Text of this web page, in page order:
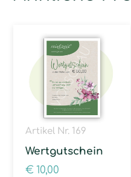
Artikel Nr. 169
Wertgutschein
€ 10,00